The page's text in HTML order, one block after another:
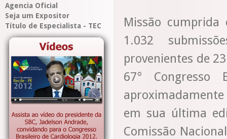
Agencia Oficial
Seja um Expositor
Título de Especialista - TEC
Missão cumprida
1.032
provenientes de
67° Congresso
em sua última
Comissão